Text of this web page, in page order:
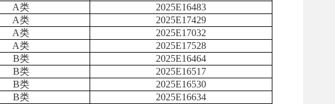
A类
2025E16483
A类
2025E17429
A类
2025E17032
A类
2025E17528
B类
2025E16464
B类
2025E16517
B类
2025E16530
B类
2025E16634